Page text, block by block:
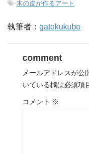
-木の皮が作るアート
執筆者： gatokukubo
comment
メールアドレスが公
いている欄は必須項
コメント ※